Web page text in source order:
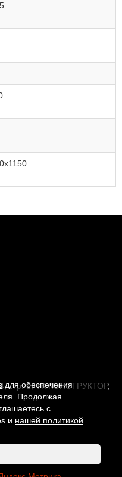
стр. 1, ТК КОНСТРУКТОР,
для обеспечения
Продолжая
с
и нашей политикой